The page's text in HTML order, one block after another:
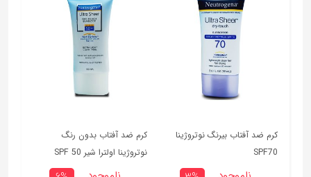
کرم ضد آفتاب بیرنگ نوتروژینا
SPF70
کرم ضد آفتاب بدون رنگ
نوتروژینا اولترا شیر SPF 50